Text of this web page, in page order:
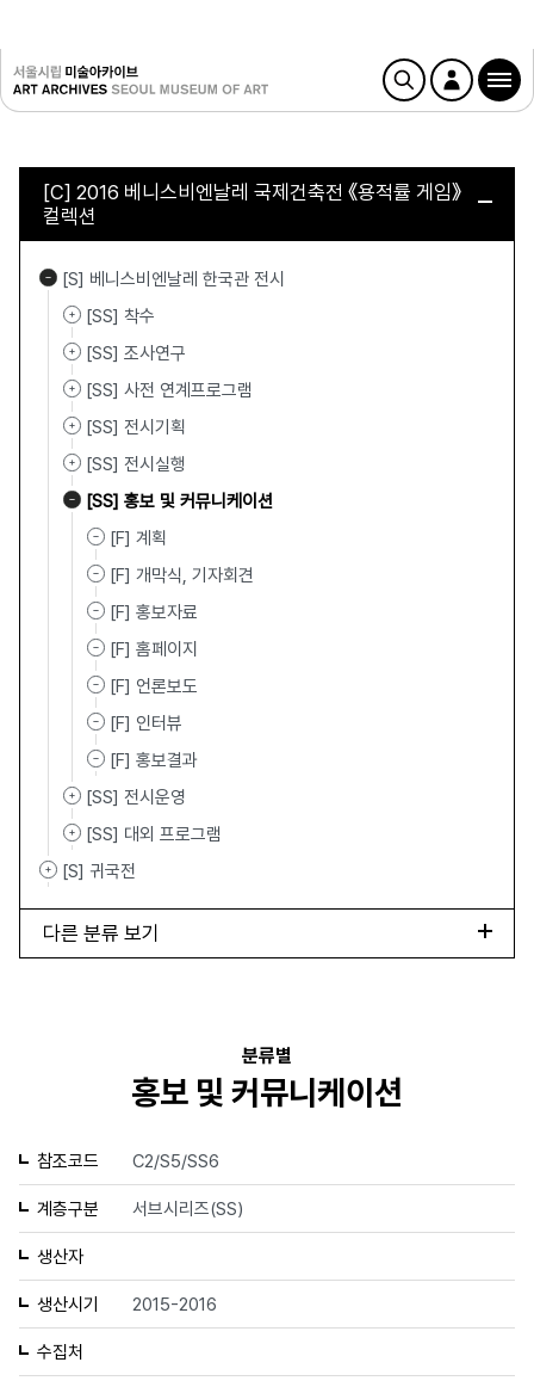
[C] 2016 베니스비엔날레 국제건축전 《용적률 게임》
컬렉션
[S] 베니스비엔날레 한국관 전시
[SS] 착수
[SS] 조사연구
[SS] 사전 연계프로그램
[SS] 전시기획
[SS] 전시실행
[SS] 홍보 및 커뮤니케이션
[F] 계획
[F] 개막식, 기자회견
[F] 홍보자료
[F] 홈페이지
[F] 언론보도
[F] 인터뷰
[F] 홍보결과
[SS] 전시운영
[SS] 대외 프로그램
[S] 귀국전
다른 분류 보기
분류별
홍보 및 커뮤니케이션
참조코드 C2/S5/SS6
계층구분 서브시리즈(SS)
생산자
생산시기 2015-2016
수집처